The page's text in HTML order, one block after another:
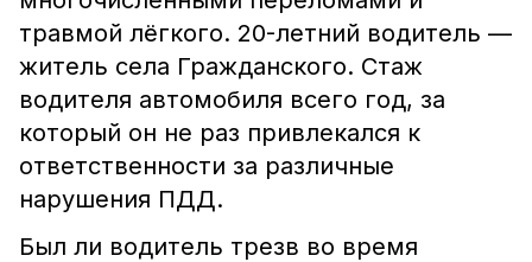
травмой лёгкого. 20-летний водитель —
житель села Гражданского. Стаж
водителя автомобиля всего год, за
который он не раз привлекался к
ответственности за различные
нарушения ПДД.
Был ли водитель трезв во время